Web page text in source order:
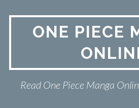
ONE PIECE
Read One Piece Manga